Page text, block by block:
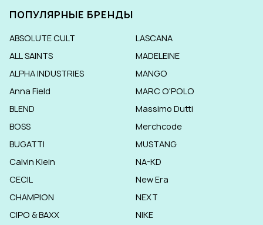
ПОПУЛЯРНЫЕ БРЕНДЫ
ABSOLUTE CULT
ALL SAINTS
ALPHA INDUSTRIES
Anna Field
BLEND
BOSS
BUGATTI
Calvin Klein
CECIL
CHAMPION
CIPO & BAXX
LASCANA
MADELEINE
MANGO
MARC O'POLO
Massimo Dutti
Merchcode
MUSTANG
NA-KD
New Era
NEXT
NIKE